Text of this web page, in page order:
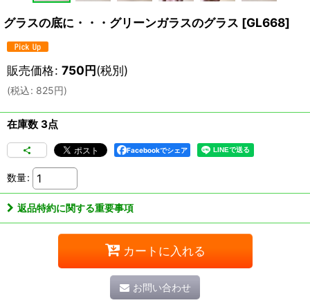
グラスの底に・・・グリーンガラスのグラス [GL668]
販売価格: 750円(税別)
(税込: 825円)
在庫数 3点
Facebookでシェア
数量:
返品特約に関する重要事項
カートに入れる
お問い合わせ